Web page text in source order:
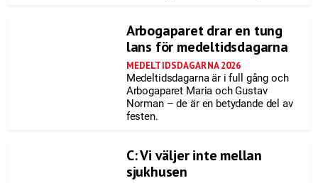
Arbogaparet drar en tung
lans för medeltidsdagarna
MEDELTIDSDAGARNA 2026
Medeltidsdagarna är i full gång och
Arbogaparet Maria och Gustav
Norman – de är en betydande del av
festen.
C: Vi väljer inte mellan
sjukhusen